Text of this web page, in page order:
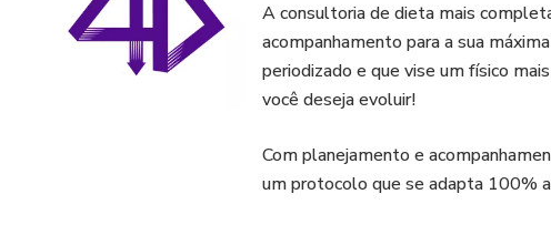
A consultoria de dieta mais
acompanhamento para a sua
periodizado e que vise um físico
você deseja evoluir!
Com planejamento e
um protocolo que se adapta 100%